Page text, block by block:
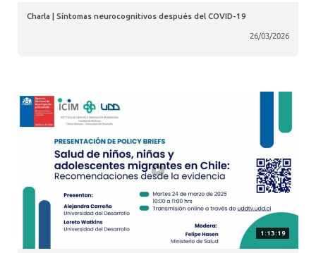
Charla | Síntomas neurocognitivos después del COVID-19
26/03/2026
1:13:19